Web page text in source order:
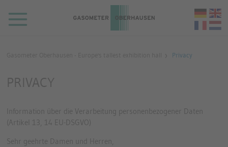
Privacy
PRIVACY
Information über die Verarbeitung personenbezogener Daten
(Artikel 13, 14 EU-DSGVO)
Sehr geehrte Damen und Herren,